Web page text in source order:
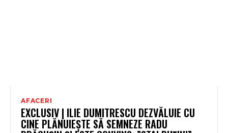
AFACERI
EXCLUSIV | ILIE DUMITRESCU DEZVĂLUIE CU
CINE PLĂNUIEȘTE SĂ SEMNEZE RADU